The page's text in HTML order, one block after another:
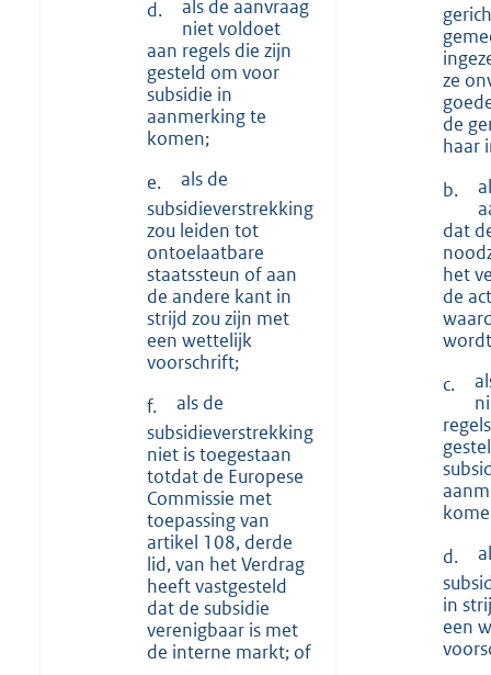
d.
als de aanvraag
niet voldoet
aan regels die zijn
gesteld om voor
subsidie in
aanmerking te
komen;
e.
als de
subsidieverstrekking
zou leiden tot
ontoelaatbare
staatssteun of aan
de andere kant in
strijd zou zijn met
een wettelijk
voorschrift;
f.
als de
subsidieverstrekking
niet is toegestaan
totdat de Europese
Commissie met
toepassing van
artikel 108, derde
lid, van het Verdrag
heeft vastgesteld
dat de subsidie
verenigbaar is met
de interne markt; of
ze
de
haar
b.
dat
het
de
c.
d.
in
een